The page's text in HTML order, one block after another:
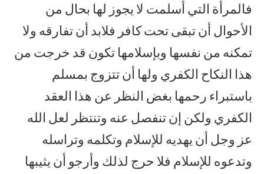
فالمرأة التي أسلمت لا يجوز لها بحال من
الأحوال أن تبقى تحت كافر فلابد أن تفارقه ولا
تمكنه من نفسها وبإسلامها تكون قد خرجت من
هذا النكاح الكفري ولها أن تتزوج بمسلم
باستبراء رحمها بغض النظر عن هذا العقد
الكفري ولكن إن تنفصل عنه وتنتظر لعل الله
عز وجل أن يهديه للإسلام وتكلمه وتراسله
وتدعوه للإسلام فلا حرج لذلك وأرجو أن يثيبها